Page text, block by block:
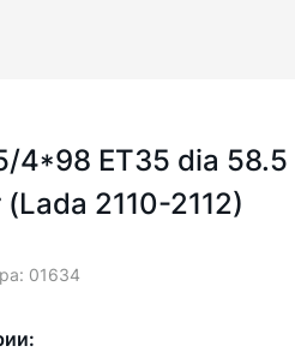
4*98 ET35 dia 58.5
2110-2112)
01634